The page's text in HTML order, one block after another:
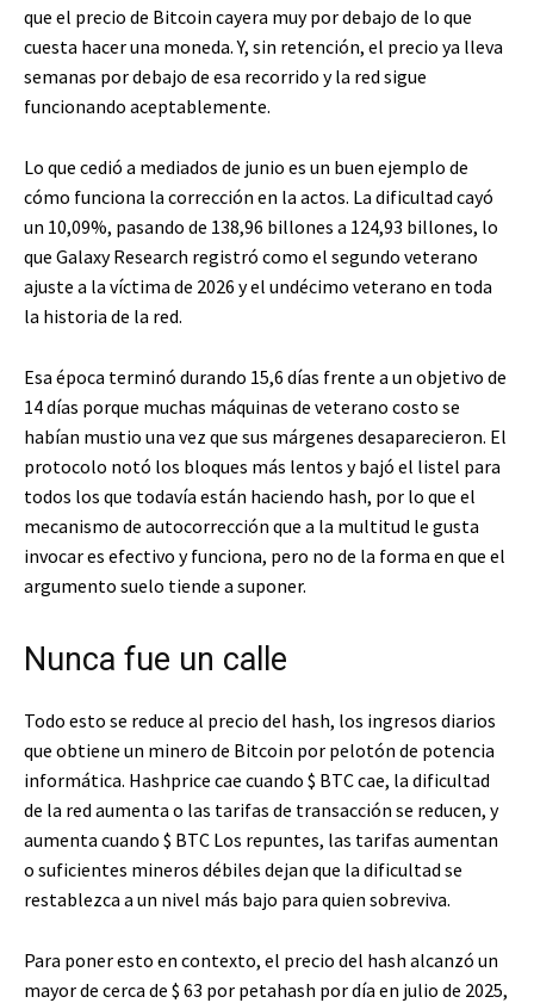
que el precio de Bitcoin cayera muy por debajo de lo que
cuesta hacer una moneda. Y, sin retención, el precio ya lleva
semanas por debajo de esa recorrido y la red sigue
funcionando aceptablemente.
Lo que cedió a mediados de junio es un buen ejemplo de
cómo funciona la corrección en la actos. La dificultad cayó
un 10,09%, pasando de 138,96 billones a 124,93 billones, lo
que Galaxy Research registró como el segundo veterano
ajuste a la víctima de 2026 y el undécimo veterano en toda
la historia de la red.
Esa época terminó durando 15,6 días frente a un objetivo de
14 días porque muchas máquinas de veterano costo se
habían mustio una vez que sus márgenes desaparecieron. El
protocolo notó los bloques más lentos y bajó el listel para
todos los que todavía están haciendo hash, por lo que el
mecanismo de autocorrección que a la multitud le gusta
invocar es efectivo y funciona, pero no de la forma en que el
argumento suelo tiende a suponer.
Nunca fue un calle
Todo esto se reduce al precio del hash, los ingresos diarios
que obtiene un minero de Bitcoin por pelotón de potencia
informática. Hashprice cae cuando $ BTCcae, la dificultad
de la red aumenta o las tarifas de transacción se reducen, y
aumenta cuando $ BTC Los repuntes, las tarifas aumentan
o suficientes mineros débiles dejan que la dificultad se
restablezca a un nivel más bajo para quien sobreviva.
Para poner esto en contexto, el precio del hash alcanzó un
mayor de cerca de $ 63 por petahash por día en julio de 2025,